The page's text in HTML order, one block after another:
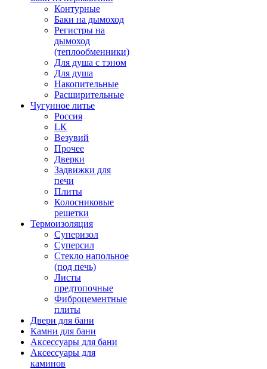
Контурные
Баки на дымоход
Регистры на
дымоход
(теплообменники)
Для душа с тэном
Для душа
Накопительные
Расширительные
Чугунное литье
Россия
LК
Везувий
Прочее
Дверки
Задвижки для
печи
Плиты
Колосниковые
решетки
Термоизоляция
Суперизол
Суперсил
Стекло напольное
(под печь)
Листы
предтопочные
Фиброцементные
плиты
Двери для бани
Камни для бани
Аксессуары для бани
Аксессуары для
каминов